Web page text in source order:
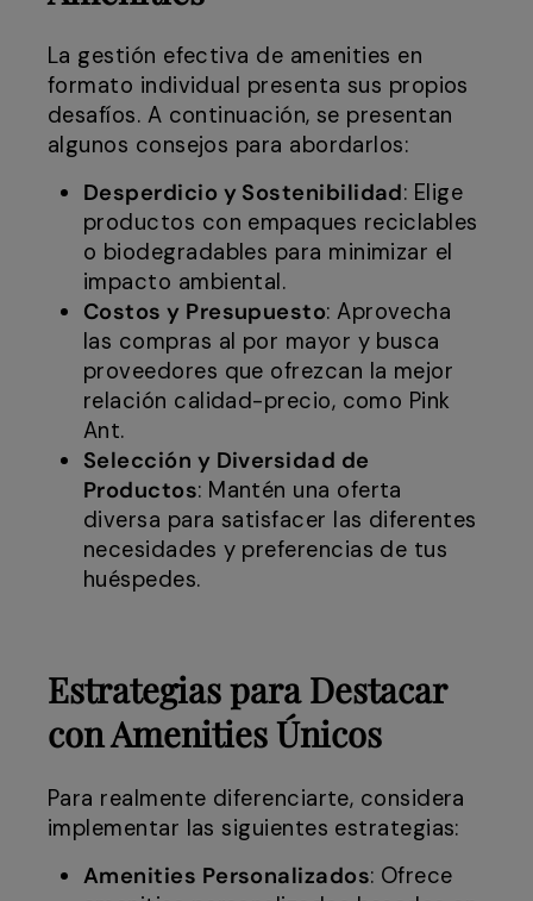
La gestión efectiva de amenities en
formato individual presenta sus propios
desafíos. A continuación, se presentan
algunos consejos para abordarlos:
Desperdicio y Sostenibilidad: Elige
productos con empaques reciclables
o biodegradables para minimizar el
impacto ambiental.
Costos y Presupuesto: Aprovecha
las compras al por mayor y busca
proveedores que ofrezcan la mejor
relación calidad-precio, como Pink
Ant.
Selección y Diversidad de
Productos: Mantén una oferta
diversa para satisfacer las diferentes
necesidades y preferencias de tus
huéspedes.
Estrategias para Destacar
con Amenities Únicos
Para realmente diferenciarte, considera
implementar las siguientes estrategias:
Amenities Personalizados: Ofrece